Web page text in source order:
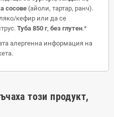
сосове (айоли, тартар, ранч).
кефир или да се
Туба 850 г, без глутен.*
алергенна информация на
този продукт,